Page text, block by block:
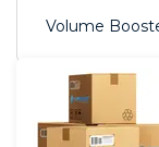
Volume